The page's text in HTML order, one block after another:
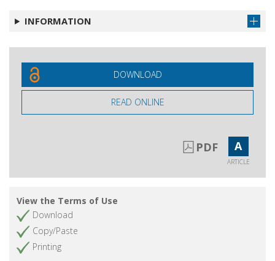
L'amministrazione Carter e la "questione
politica, 1976-1978
Rassegna bibliografica
Get article
INFORMATION
DOWNLOAD
READ ONLINE
PDF A
ARTICLE
View the Terms of Use
Download
Copy/Paste
Printing